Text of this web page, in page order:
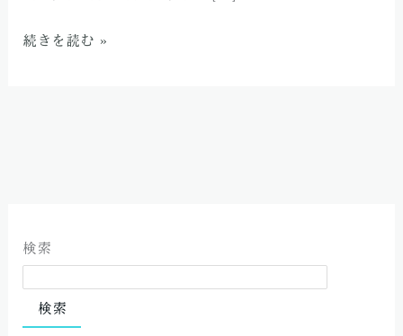
案
続きを読む »
検索
検索